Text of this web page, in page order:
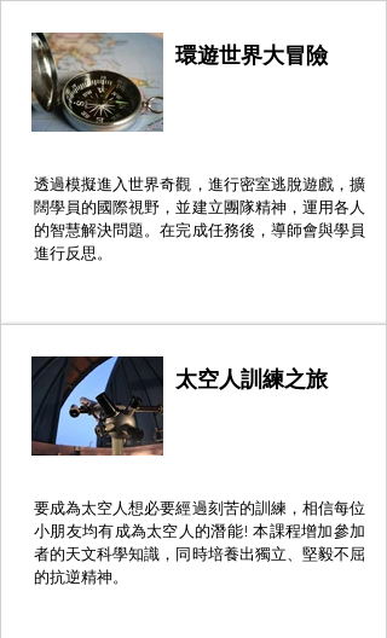
環遊世界大冒險
透過模擬進入世界奇觀，進行密室逃脫遊戲，擴
闊學員的國際視野，並建立團隊精神，運用各人
的智慧解決問題。在完成任務後，導師會與學員
進行反思。
太空人訓練之旅
要成為太空人想必要經過刻苦的訓練，相信每位
小朋友均有成為太空人的潛能! 本課程增加參加
者的天文科學知識，同時培養出獨立、堅毅不屈
的抗逆精神。